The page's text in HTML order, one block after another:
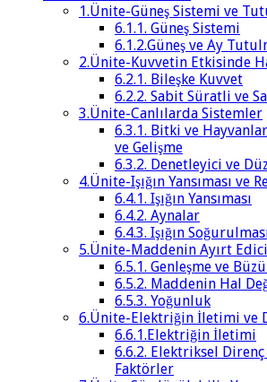
1.Ünite-Güneş Sistemi ve
6.1.1. Güneş Sistemi
6.1.2.Güneş ve Ay
2.Ünite-Kuvvetin Etkisinde
6.2.1. Bileşke Kuvvet
6.2.2. Sabit Süratli ve
3.Ünite-Canlılarda Sistemler
6.3.1. Bitki ve
ve Gelişme
6.3.2. Denetleyici ve
4.Ünite-Işığın Yansıması ve
6.4.1. Işığın Yansıması
6.4.2. Aynalar
6.4.3. Işığın
5.Ünite-Maddenin Ayırt
6.5.1. Genleşme ve
6.5.2. Maddenin Hal
6.5.3. Yoğunluk
6.Ünite-Elektriğin İletimi ve
6.6.1.Elektriğin İletimi
6.6.2. Elektriksel Direnç
Faktörler